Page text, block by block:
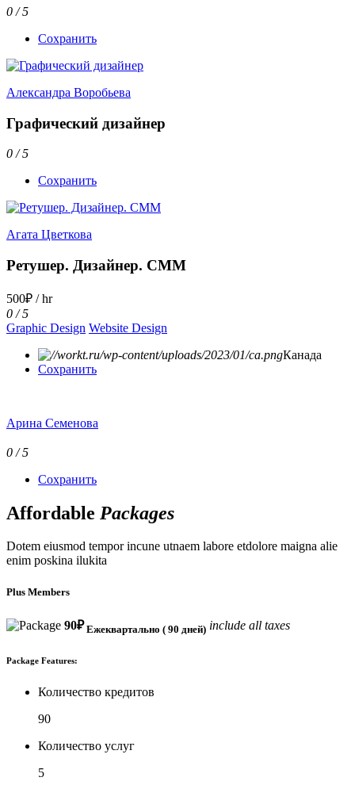
0 / 5
Сохранить
Александра Воробьева
Графический дизайнер
0 / 5
Сохранить
Агата Цветкова
Ретушер. Дизайнер. СММ
500₽ / hr
0 / 5
Graphic Design Website Design
Канада
Сохранить
Арина Семенова
0 / 5
Сохранить
Affordable Packages
Dotem eiusmod tempor incune utnaem labore etdolore maigna alie
enim poskina ilukita
Plus Members
90₽ Ежеквартально ( 90 дней) include all taxes
Package Features:
Количество кредитов
90
Количество услуг
5